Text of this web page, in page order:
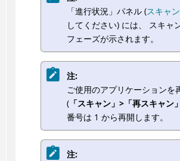
「進行状況」パネル (スキャ
してください) には、 スキャ
フェーズが示されます。
注:
ご使用のアプリケーションを
(「スキャン」>「再スキャン」
番号は 1 から再開します。
注: